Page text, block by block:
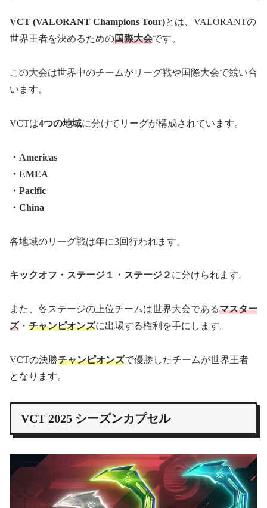
VCT (VALORANT Champions Tour)とは、VALORANTの
世界王者を決めるための国際大会です。
この大会は世界中のチームがリーグ戦や国際大会で競い合
います。
VCTは4つの地域に分けてリーグが構成されています。
・Americas
・EMEA
・Pacific
・China
各地域のリーグ戦は年に3回行われます。
キックオフ・ステージ１・ステージ２ に分けられます。
また、各ステージの上位チームは世界大会であるマスター
ズ・ チャンピオンズに出場する権利を手にします。
VCTの決勝チャンピオンズで優勝したチームが世界王者
となります。
VCT 2025 シーズンカプセル